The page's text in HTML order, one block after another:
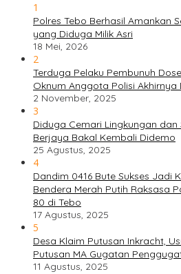
1
Polres Tebo Berhasil Amankan
yang Diduga Milik Asri
18 Mei, 2026
2
Terduga Pelaku Pembunuh
Oknum Anggota Polisi Akhirnya
2 November, 2025
3
Diduga Cemari Lingkungan dan
Berjaya Bakal Kembali Didemo
25 Agustus, 2025
4
Dandim 0416 Bute Sukses Jadi
Bendera Merah Putih Raksasa
80 di Tebo
17 Agustus, 2025
5
Desa Klaim Putusan Inkracht,
Putusan MA Gugatan
11 Agustus, 2025